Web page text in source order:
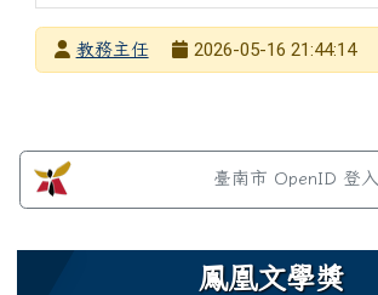
發布者教務主任
2026-05-16 21:44:14
左邊區域內容
臺南市 OpenID 登入
鳳凰文學獎